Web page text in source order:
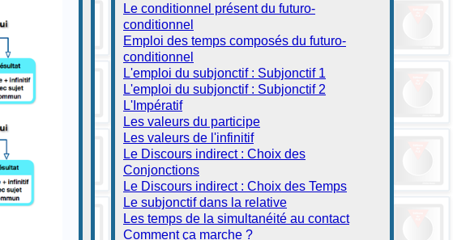
Le conditionnel présent du futuro-
conditionnel
Emploi des temps composés du futuro-
conditionnel
L'emploi du subjonctif : Subjonctif 1
L'emploi du subjonctif : Subjonctif 2
L'Impératif
Les valeurs du participe
Les valeurs de l'infinitif
Le Discours indirect : Choix des
Conjonctions
Le Discours indirect : Choix des Temps
Le subjonctif dans la relative
Les temps de la simultanéité au contact
Comment ça marche ?